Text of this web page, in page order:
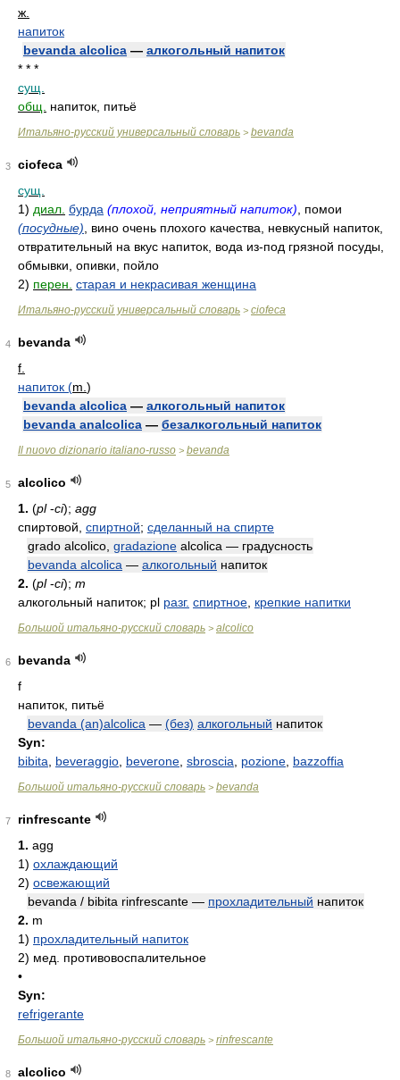
ж.
напиток
bevanda alcolica — алкогольный напиток
* * *
сущ.
общ.
напиток, питьё
Итальяно-русский универсальный словарь > bevanda
3
ciofeca
сущ.
1) диал. бурда (плохой, неприятный напиток) , помои
(посудные) , вино очень плохого качества, невкусный напиток,
отвратительный на вкус напиток, вода из-под грязной посуды,
обмывки, опивки, пойло
2) перен. старая и некрасивая женщина
Итальяно-русский универсальный словарь > ciofeca
4
bevanda
f.
напиток (m. )
bevanda alcolica — алкогольный напиток
bevanda analcolica — безалкогольный напиток
Il nuovo dizionario italiano-russo > bevanda
5
alcolico
1. (pl-ci); agg
спиртовой, спиртной; сделанный на спирте
grado alcolico, gradazione alcolica — градусность
bevanda alcolica — алкогольный напиток
2. (pl-ci); m
алкогольный напиток; pl разг. спиртное крепкие напитки
Большой итальяно-русский словарь > alcolico
6
bevanda
f
напиток, питьё
bevanda (an)alcolica — (без) алкогольный напиток
Syn:
bibita
beveraggio beverone sbroscia pozione bazzoffia
Большой итальяно-русский словарь > bevanda
7
rinfrescante
1. agg
1) охлаждающий
2) освежающий
bevanda / bibita rinfrescante — прохладительный напиток
2. m
1) прохладительный напиток
2) мед. противовоспалительное
•
Syn:
refrigerante
Большой итальяно-русский словарь > rinfrescante
8
alcolico